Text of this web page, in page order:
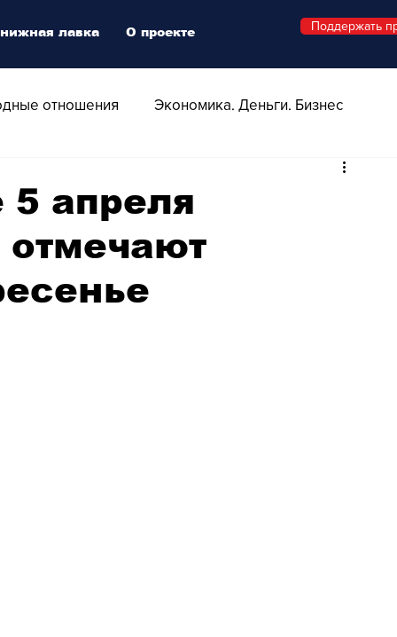
отношения Экономика. Деньги. Бизнес
Swiss Афиша Стиль Стильный четверг
5 апреля
лавка О проекте Поддержать